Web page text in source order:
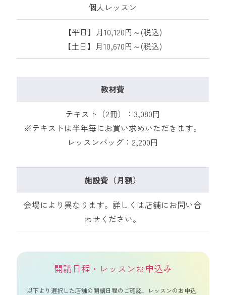
個人レッスン
【平日】月10,120円～(税込)
【土日】月10,670円～(税込)
教材費
テキスト（2冊）：3,080円
※テキストは半年毎にお買い求めいただきます。
レッスンバッグ：2,200円
施設費（月額）
会場により異なります。詳しくは店舗にお問い合
わせください。
開講日程・レッスンお申込み
以下より選択した店舗の開講日程のご確認、レッスンのお申込